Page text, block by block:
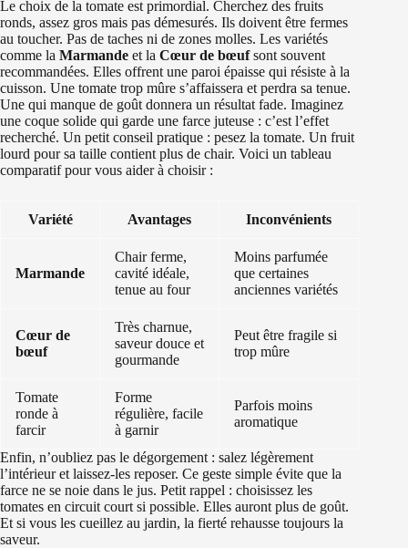
Le choix de la tomate est primordial. Cherchez des fruits
ronds, assez gros mais pas démesurés. Ils doivent être fermes
au toucher. Pas de taches ni de zones molles. Les variétés
comme la Marmande et la Cœur de bœufsont souvent
recommandées. Elles offrent une paroi épaisse qui résiste à la
cuisson. Une tomate trop mûre s’affaissera et perdra sa tenue.
Une qui manque de goût donnera un résultat fade. Imaginez
une coque solide qui garde une farce juteuse : c’est l’effet
recherché. Un petit conseil pratique : pesez la tomate. Un fruit
lourd pour sa taille contient plus de chair. Voici un tableau
comparatif pour vous aider à choisir :
Variété Avantages Inconvénients
Marmande
Chair ferme,
cavité idéale,
tenue au four
Moins parfumée
que certaines
anciennes variétés
Cœur de
bœuf
Très charnue,
saveur douce et
gourmande
Peut être fragile si
trop mûre
Tomate
ronde à
farcir
Forme
régulière, facile
à garnir
Parfois moins
aromatique
Enfin, n’oubliez pas le dégorgement : salez légèrement
l’intérieur et laissez-les reposer. Ce geste simple évite que la
farce ne se noie dans le jus. Petit rappel : choisissez les
tomates en circuit court si possible. Elles auront plus de goût.
Et si vous les cueillez au jardin, la fierté rehausse toujours la
saveur.